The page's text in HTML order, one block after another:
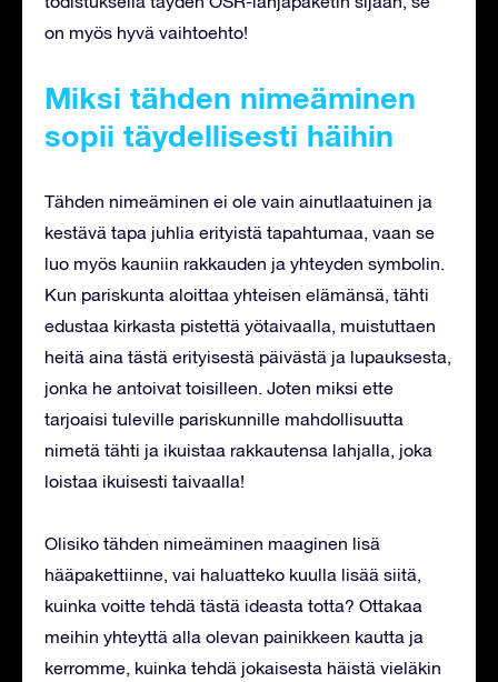
on myös hyvä vaihtoehto!
Miksi tähden nimeäminen
sopii täydellisesti häihin
Tähden nimeäminen ei ole vain ainutlaatuinen ja
kestävä tapa juhlia erityistä tapahtumaa, vaan se
luo myös kauniin rakkauden ja yhteyden symbolin.
Kun pariskunta aloittaa yhteisen elämänsä, tähti
edustaa kirkasta pistettä yötaivaalla, muistuttaen
heitä aina tästä erityisestä päivästä ja lupauksesta,
jonka he antoivat toisilleen. Joten miksi ette
tarjoaisi tuleville pariskunnille mahdollisuutta
nimetä tähti ja ikuistaa rakkautensa lahjalla, joka
loistaa ikuisesti taivaalla!
Olisiko tähden nimeäminen maaginen lisä
hääpakettiinne, vai haluatteko kuulla lisää siitä,
kuinka voitte tehdä tästä ideasta totta? Ottakaa
meihin yhteyttä alla olevan painikkeen kautta ja
kerromme, kuinka tehdä jokaisesta häistä vieläkin